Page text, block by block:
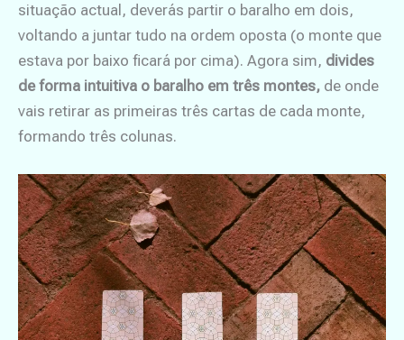
situação actual, deverás partir o baralho em dois,
voltando a juntar tudo na ordem oposta (o monte que
estava por baixo ficará por cima). Agora sim, divides
de forma intuitiva o baralho em três montes, de onde
vais retirar as primeiras três cartas de cada monte,
formando três colunas.